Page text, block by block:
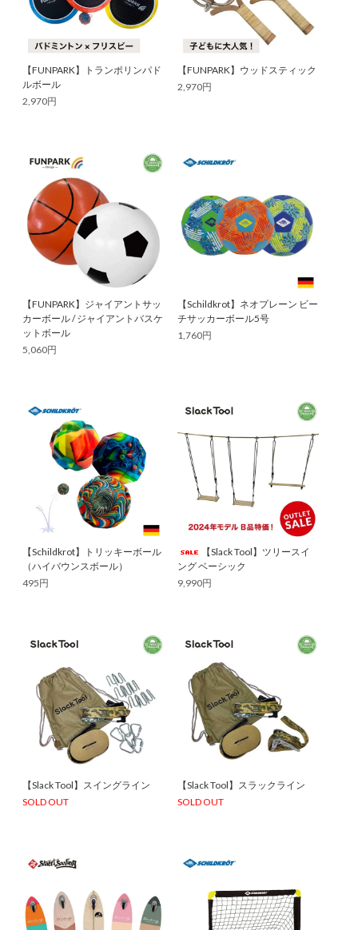
【FUNPARK】トランポリンパド
ルボール
2,970円
【FUNPARK】ウッドスティック
2,970円
【FUNPARK】ジャイアントサッ
カーボール / ジャイアントバスケ
ットボール
5,060円
【Schildkrot】ネオプレーン ビー
チサッカーボール5号
1,760円
【Schildkrot】トリッキーボール
（ハイバウンスボール）
495円
【Slack Tool】ツリースイ
ング ベーシック
9,990円
【Slack Tool】スイングライン
SOLD OUT
【Slack Tool】スラックライン
SOLD OUT